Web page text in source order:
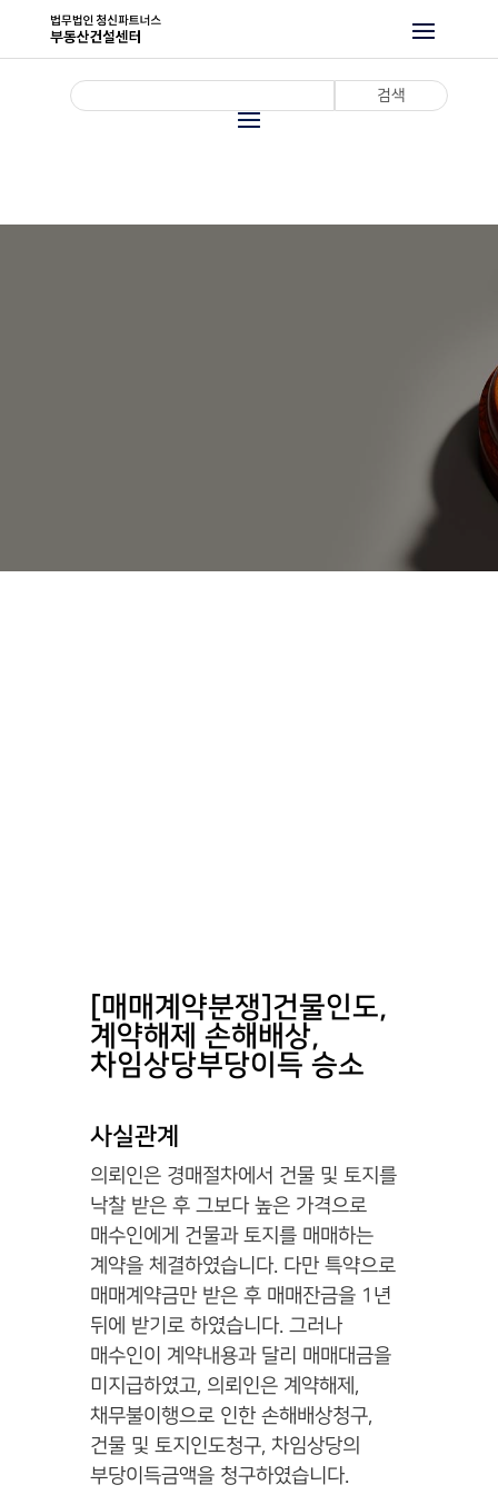
[매매계약분쟁]건물인도,
계약해제 손해배상,
차임상당부당이득 승소
사실관계
의뢰인은 경매절차에서 건물 및 토지를
낙찰 받은 후 그보다 높은 가격으로
매수인에게 건물과 토지를 매매하는
계약을 체결하였습니다. 다만 특약으로
매매계약금만 받은 후 매매잔금을 1년
뒤에 받기로 하였습니다. 그러나
매수인이 계약내용과 달리 매매대금을
미지급하였고, 의뢰인은 계약해제,
채무불이행으로 인한 손해배상청구,
건물 및 토지인도청구, 차임상당의
부당이득금액을 청구하였습니다.